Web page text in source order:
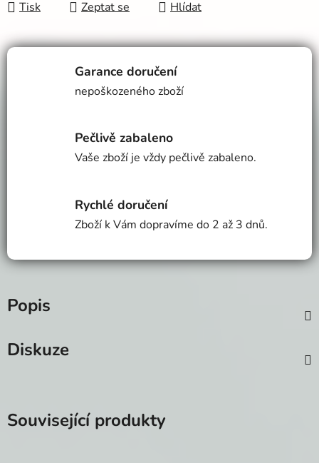
Tisk Zeptat se Hlídat
Garance doručení
nepoškozeného zboží
Pečlivě zabaleno
Vaše zboží je vždy pečlivě zabaleno.
Rychlé doručení
Zboží k Vám dopravíme do 2 až 3 dnů.
Popis
Diskuze
Související produkty